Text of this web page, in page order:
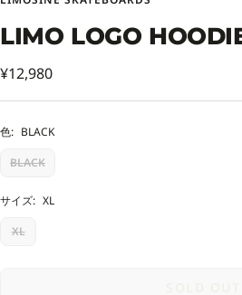
ド
に
1
ド
に
2
LIMO LOGO
セ
ー
格
¥12,980
色: BLACK
BLACK
サイズ: XL
XL